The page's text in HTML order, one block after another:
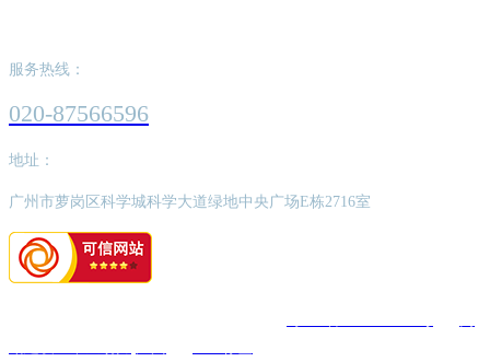
服务热线：
020-87566596
地址：
广州市萝岗区科学城科学大道绿地中央广场E栋2716室